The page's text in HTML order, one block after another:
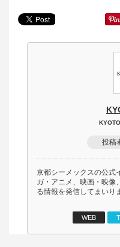
投稿
京都シーメックスの公式
ガ・アニメ、映画・映像
る情報を発信してまいり
WEB